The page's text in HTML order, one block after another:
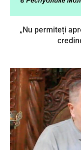
„Nu permiteți